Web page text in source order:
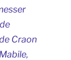
Craon